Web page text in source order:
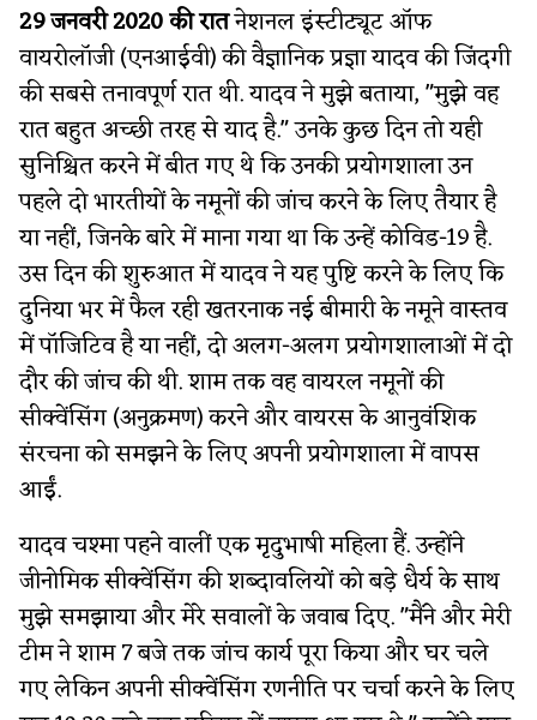
29 जनवरी 2020 की रातनेशनल इंस्टीट्यूट ऑफ
वायरोलॉजी (एनआईवी) की वैज्ञानिक प्रज्ञा यादव की जिंदगी
की सबसे तनावपूर्ण रात थी. यादव ने मुझे बताया, "मुझे वह
रात बहुत अच्छी तरह से याद है." उनके कुछ दिन तो यही
सुनिश्चित करने में बीत गए थे कि उनकी प्रयोगशाला उन
पहले दो भारतीयों के नमूनों की जांच करने के लिए तैयार है
या नहीं, जिनके बारे में माना गया था कि उन्हें कोविड-19 है.
उस दिन की शुरुआत में यादव ने यह पुष्टि करने के लिए कि
दुनिया भर में फैल रही खतरनाक नई बीमारी के नमूने वास्तव
में पॉजिटिव है या नहीं, दो अलग-अलग प्रयोगशालाओं में दो
दौर की जांच की थी. शाम तक वह वायरल नमूनों की
सीक्वेंसिंग (अनुक्रमण) करने और वायरस के आनुवंशिक
संरचना को समझने के लिए अपनी प्रयोगशाला में वापस
आईं.
यादव चश्मा पहने वालीं एक मृदुभाषी महिला हैं. उन्होंने
जीनोमिक सीक्वेंसिंग की शब्दावलियों को बड़े धैर्य के साथ
मुझे समझाया और मेरे सवालों के जवाब दिए. "मैंने और मेरी
टीम ने शाम 7 बजे तक जांच कार्य पूरा किया और घर चले
गए लेकिन अपनी सीक्वेंसिंग रणनीति पर चर्चा करने के लिए